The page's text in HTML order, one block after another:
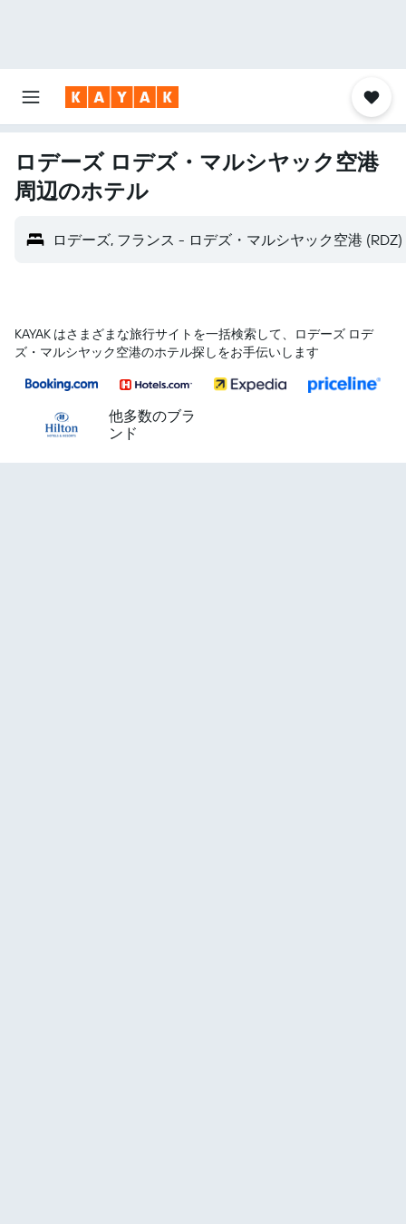
ロデーズ ロデズ・マルシヤック空港​
周辺のホテル
ロデーズ, フランス - ロデズ・マルシヤック空港 (RDZ)
KAYAK はさまざまな旅行サイトを一括検索して、ロデーズ ロデ
ズ・マルシヤック空港のホテル探しをお手伝いします
他多数のブラ
ンド